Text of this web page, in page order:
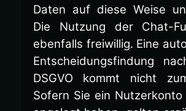
Daten auf diese Weise
Die Nutzung der Chat-
ebenfalls freiwillig. Eine
Entscheidungsfindung
DSGVO kommt nicht
Sofern Sie ein Nutzerkonto